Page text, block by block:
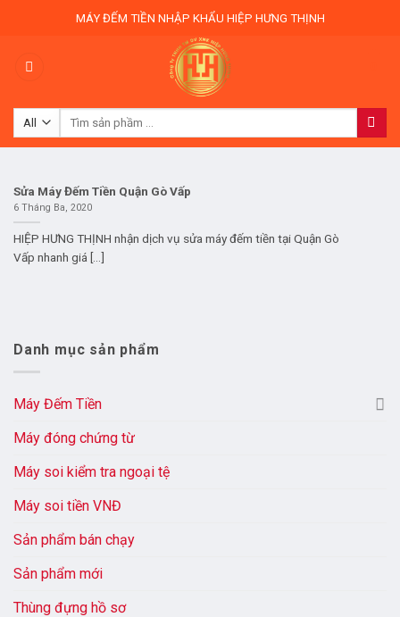
MÁY ĐẾM TIỀN NHẬP KHẨU HIỆP HƯNG THỊNH
Tìm
Danh mục sản phẩm
Máy Đếm Tiền
Máy đóng chứng từ
Máy soi kiểm tra ngoại tệ
Máy soi tiền VNĐ
Sản phẩm bán chạy
Sản phẩm mới
Thùng đựng hồ sơ
Sửa Máy Đếm Tiền Quận Gò Vấp
6 Tháng Ba, 2020
HIỆP HƯNG THỊNH nhận dịch vụ sửa máy đếm tiền tại Quận Gò
Vấp nhanh giá [...]